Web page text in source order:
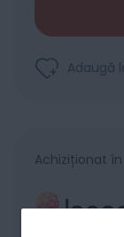
Adaugă
Achiziționat